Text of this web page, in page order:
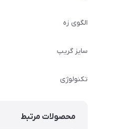
الگوی زه
سایز گریپ
تکنولوژی
محصولات مرتبط